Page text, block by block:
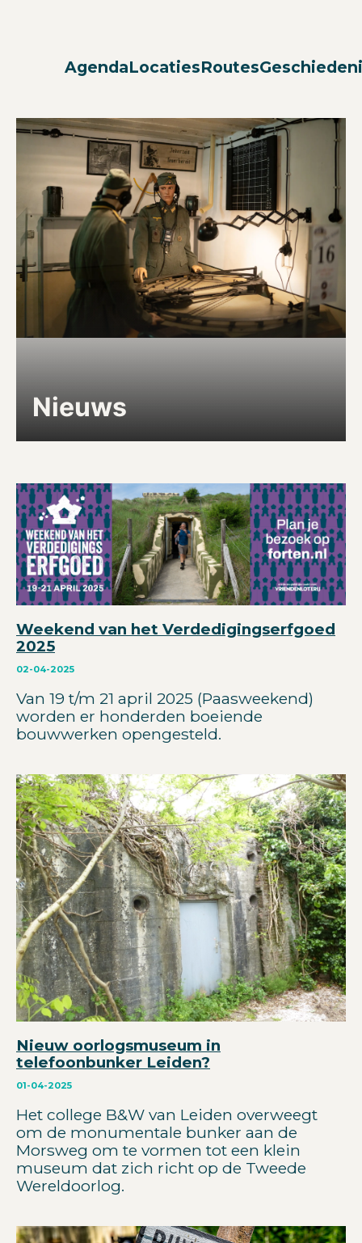
AgendaLocatiesRoutes
Nieuws
Weekend van het Verdedigingserfgoed
2025
02-04-2025
Van 19 t/m 21 april 2025 (Paasweekend)
worden er honderden boeiende
bouwwerken opengesteld.
Nieuw oorlogsmuseum in
telefoonbunker Leiden?
01-04-2025
Het college B&W van Leiden overweegt
om de monumentale bunker aan de
Morsweg om te vormen tot een klein
museum dat zich richt op de Tweede
Wereldoorlog.